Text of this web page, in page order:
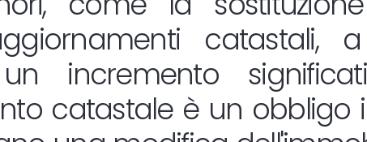
incremento
catastale è un obbligo